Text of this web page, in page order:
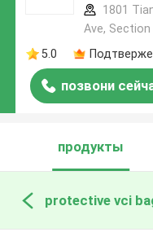
1801
Ave, Section
5.0
позвони
продукты
protective vci